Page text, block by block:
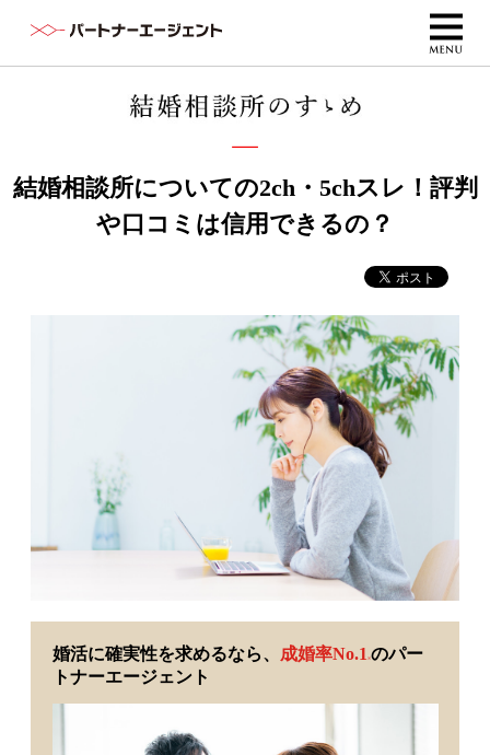
結婚相談所についての2ch・5chスレ！評判
や口コミは信用できるの？
婚活に確実性を求めるなら、 成婚率No.1 ※のパー
トナーエージェント